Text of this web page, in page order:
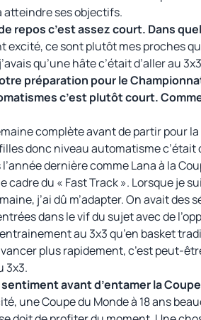
atteindre ses objectifs.
repos c’est assez court. Dans
excité, ce sont plutôt mes proches
qu’une hâte c’était d’aller au
préparation pour le
c’est plutôt court.
complète avant de partir pour
donc niveau automatisme c’était
dernière comme Lana à la
cadre du « Fast Track ». Lorsque je
j’ai dû m’adapter. On avait
dans le vif du sujet avec de
au 3x3 qu’en basket
plus rapidement, c’est peut-
3x3.
avant d’entamer la
une Coupe du Monde à 18 ans